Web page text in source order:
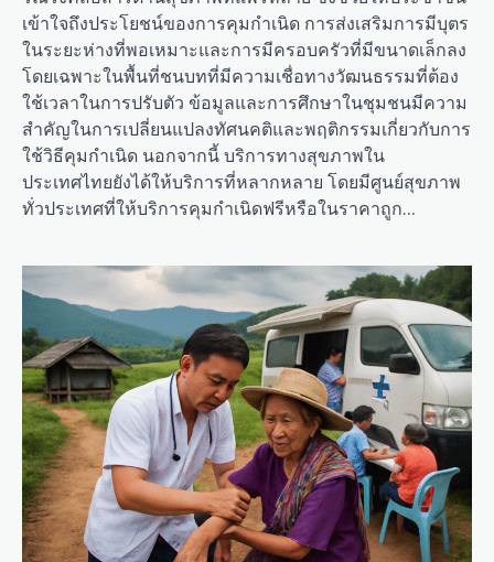
เข้าใจถึงประโยชน์ของการคุมกำเนิด การส่งเสริมการมีบุตร
ในระยะห่างที่พอเหมาะและการมีครอบครัวที่มีขนาดเล็กลง
โดยเฉพาะในพื้นที่ชนบทที่มีความเชื่อทางวัฒนธรรมที่ต้อง
ใช้เวลาในการปรับตัว ข้อมูลและการศึกษาในชุมชนมีความ
สำคัญในการเปลี่ยนแปลงทัศนคติและพฤติกรรมเกี่ยวกับการ
ใช้วิธีคุมกำเนิด นอกจากนี้ บริการทางสุขภาพใน
ประเทศไทยยังได้ให้บริการที่หลากหลาย โดยมีศูนย์สุขภาพ
ทั่วประเทศที่ให้บริการคุมกำเนิดฟรีหรือในราคาถูก…